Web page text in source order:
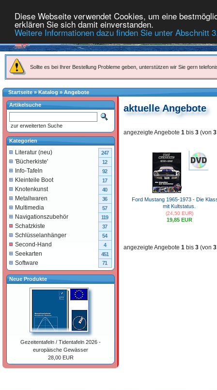
Diese Webseite verwendet Cookies, um eine
erklären Sie sich damit einverstanden.
Weitere Informationen dazu finden Sie unter Abschnitt
Sollte es bei Ihrer Bestellung Probleme geben, unterstützen wir Sie gern
Startseite»Katalog » Angebote
aktuelle Angebote
angezeigte Angebote 1 bis 3 (von 3
Ford Mustang 1965-1973 - Die
mit Kultstatus.
(24,50 EUR)
19,85 EUR
angezeigte Angebote 1 bis 3 (von 3
Artikelsuche
zur erweiterten Suche
Kategorien
Literatur (neu) 247
'Bücherkiste' 12
Info-Tafeln 92
Kleinteile Boot 17
Knotenkunst 40
Metallwaren 36
Multimedia 57
Navigationszubehör 119
Schatzkiste 37
Schlüsselanhänger 54
Second-Hand 4
Seekarten 451
Software 71
Neue Produkte
Gezeitentafeln / Tidentafeln 2026 -
europäische Gewässer
28,00 EUR